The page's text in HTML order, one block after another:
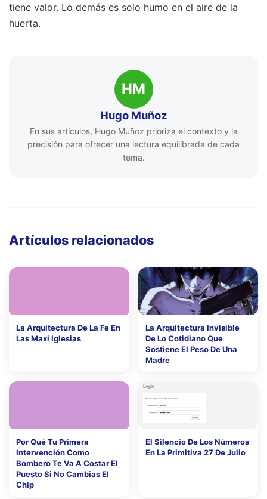
tiene valor. Lo demás es solo humo en el aire de la
huerta.
HM
Hugo Muñoz
En sus artículos, Hugo Muñoz prioriza el contexto y la
precisión para ofrecer una lectura equilibrada de cada
tema.
Artículos relacionados
La Arquitectura De La Fe En
Las Maxi Iglesias
La Arquitectura Invisible
De Lo Cotidiano Que
Sostiene El Peso De Una
Madre
Por Qué Tu Primera
Intervención Como
Bombero Te Va A Costar El
Puesto Si No Cambias El
Chip
El Silencio De Los Números
En La Primitiva 27 De Julio